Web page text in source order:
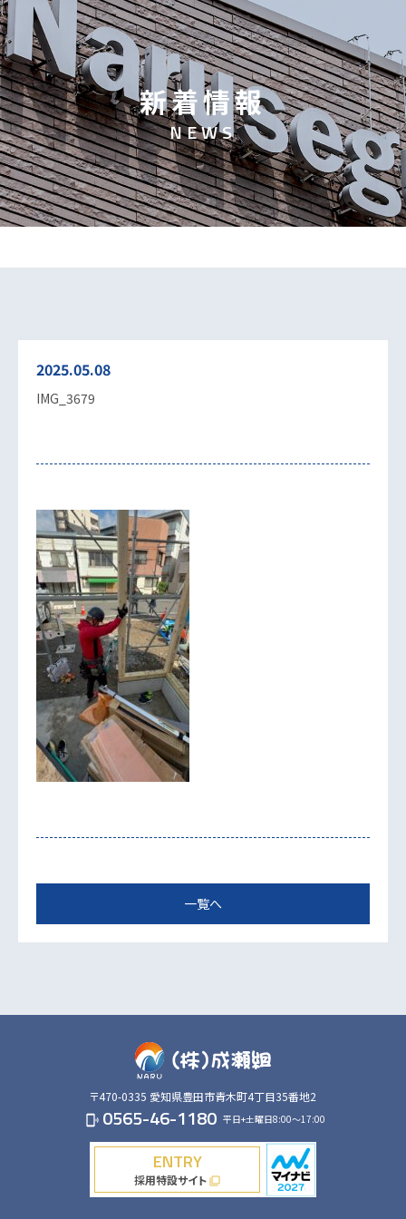
新着情報
NEWS
2025.05.08
IMG_3679
一覧へ
〒470-0335 愛知県豊田市青木町4丁目35番地2
phonelink_ring 0565-46-1180 平日+土曜日8:00～17:00
ENTRY
採用特設サイトfilter_none